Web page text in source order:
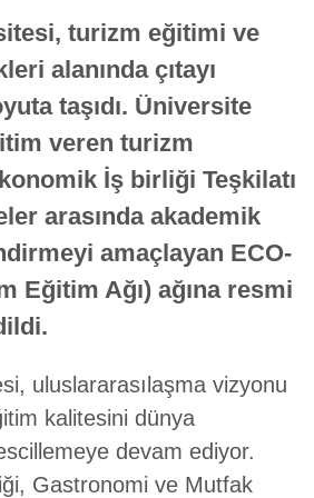
turizm eğitimi ve
alanında çıtayı
taşıdı. Üniversite
veren turizm
İş birliği Teşkilatı
arasında akademik
amaçlayan ECO-
Eğitim Ağı) ağına resmi
uluslararasılaşma vizyonu
kalitesini dünya
devam ediyor.
Gastronomi ve Mutfak